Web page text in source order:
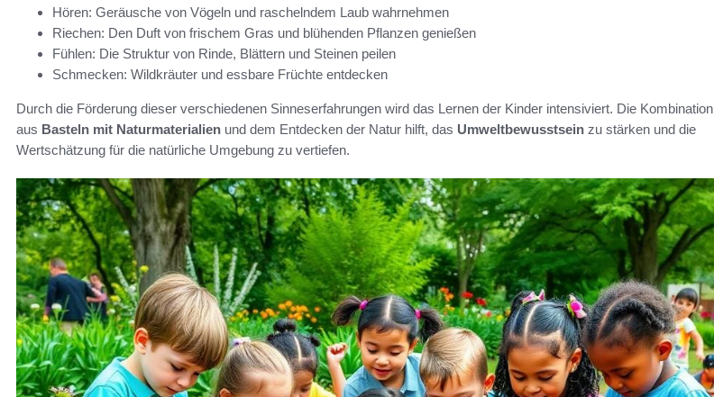
Hören: Geräusche von Vögeln und raschelndem Laub wahrnehmen
Riechen: Den Duft von frischem Gras und blühenden Pflanzen genießen
Fühlen: Die Struktur von Rinde, Blättern und Steinen peilen
Schmecken: Wildkräuter und essbare Früchte entdecken
Durch die Förderung dieser verschiedenen Sinneserfahrungen wird das Lernen der Kinder intensiviert. Die Kombination
aus Basteln mit Naturmaterialien und dem Entdecken der Natur hilft, das Umweltbewusstsein zu stärken und die
Wertschätzung für die natürliche Umgebung zu vertiefen.